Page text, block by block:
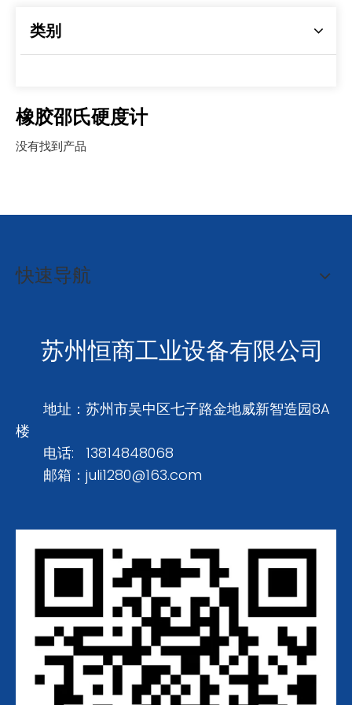
类别
橡胶邵氏硬度计
没有找到产品
快速导航
苏州恒商工业设备有限公司
地址：苏州市吴中区七子路金地威新智造园8A
楼
电话: 13814848068
邮箱： juli1280@163.com